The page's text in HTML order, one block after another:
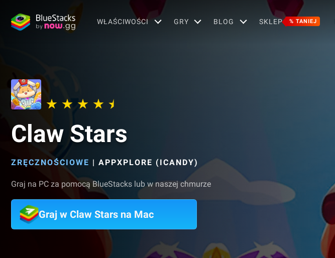
WŁAŚCIWOŚCI GRY BLOG SKLEP % TANIEJ
Claw Stars
ZRĘCZNOŚCIOWE | APPXPLORE (ICANDY)
Graj na PC za pomocą BlueStacks lub w naszej chmurze
Graj w Claw Stars na Mac